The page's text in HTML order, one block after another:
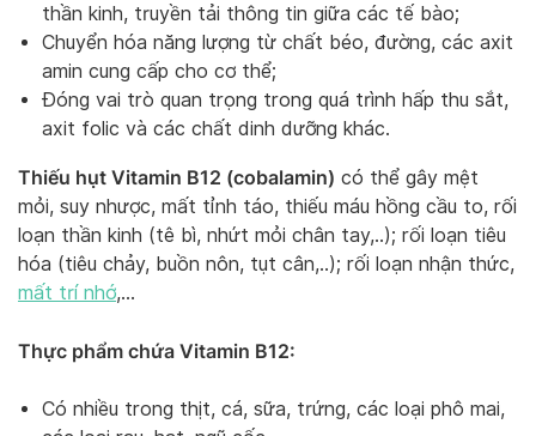
thần kinh, truyền tải thông tin giữa các tế bào;
Chuyển hóa năng lượng từ chất béo, đường, các axit
amin cung cấp cho cơ thể;
Đóng vai trò quan trọng trong quá trình hấp thu sắt,
axit folic và các chất dinh dưỡng khác.
Thiếu hụt Vitamin B12 (cobalamin) có thể gây mệt
mỏi, suy nhược, mất tỉnh táo, thiếu máu hồng cầu to, rối
loạn thần kinh (tê bì, nhứt mỏi chân tay,..); rối loạn tiêu
hóa (tiêu chảy, buồn nôn, tụt cân,..); rối loạn nhận thức,
mất trí nhớ,…
Thực phẩm chứa Vitamin B12:
Có nhiều trong thịt, cá, sữa, trứng, các loại phô mai,